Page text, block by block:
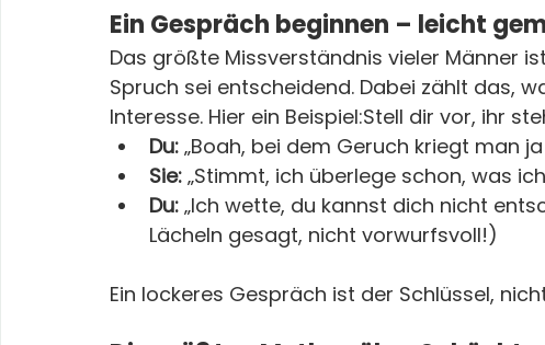
Ein Gespräch beginnen – leicht
Das größte Missverständnis vieler Männer
Spruch sei entscheidend. Dabei zählt das,
Interesse. Hier ein Beispiel:Stell dir vor, ihr
Du: „Boah, bei dem Geruch kriegt man
Sie: „Stimmt, ich überlege schon, was
Du: „Ich wette, du kannst dich nicht
Lächeln gesagt, nicht vorwurfsvoll!)
Ein lockeres Gespräch ist der Schlüssel,